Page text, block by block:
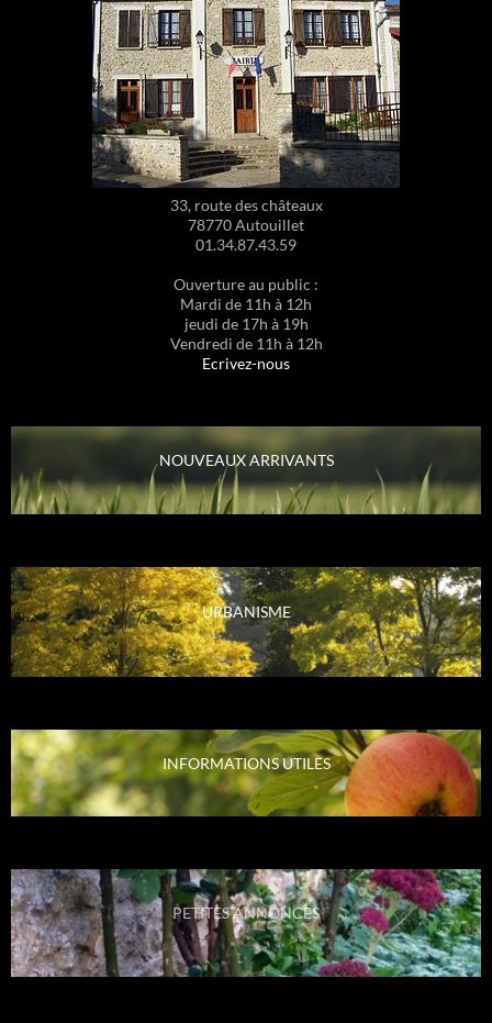
33, route des châteaux
78770 Autouillet
01.34.87.43.59
Ouverture au public :
Mardi de 11h à 12h
jeudi de 17h à 19h
Vendredi de 11h à 12h
Ecrivez-nous
NOUVEAUX ARRIVANTS
URBANISME
INFORMATIONS UTILES
PETITES ANNONCES